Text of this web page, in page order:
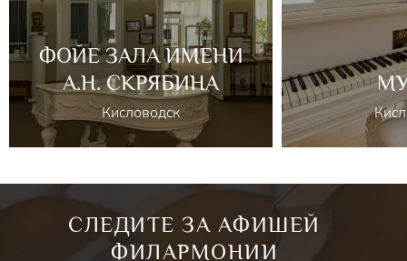
ФОЙЕ ЗАЛА ИМЕНИ
А.Н. СКРЯБИНА
Кисловодск
СЛЕДИТЕ ЗА АФИШЕЙ
ФИЛАРМОНИИ